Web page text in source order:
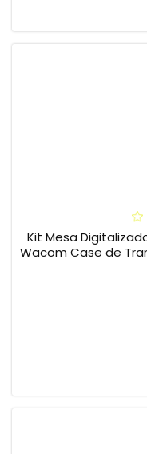
Kit Mesa
Wacom Case de